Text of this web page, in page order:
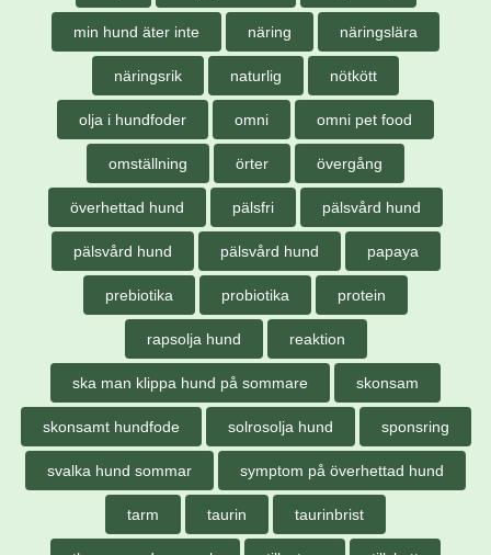
min hund äter inte näring näringslära
näringsrik naturlig nötkött
olja i hundfoder omni omni pet food
omställning örter övergång
överhettad hund pälsfri pälsvård hund
pälsvård hund pälsvård hund papaya
prebiotika probiotika protein
rapsolja hund reaktion
ska man klippa hund på sommare skonsam
skonsamt hundfode solrosolja hund sponsring
svalka hund sommar symptom på överhettad hund
tarm taurin taurinbrist